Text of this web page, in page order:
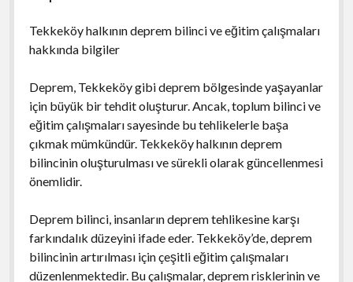
Tekkeköy halkının deprem bilinci ve eğitim çalışmaları
hakkında bilgiler
Deprem, Tekkeköy gibi deprem bölgesinde yaşayanlar
için büyük bir tehdit oluşturur. Ancak, toplum bilinci ve
eğitim çalışmaları sayesinde bu tehlikelerle başa
çıkmak mümkündür. Tekkeköy halkının deprem
bilincinin oluşturulması ve sürekli olarak güncellenmesi
önemlidir.
Deprem bilinci, insanların deprem tehlikesine karşı
farkındalık düzeyini ifade eder. Tekkeköy’de, deprem
bilincinin artırılması için çeşitli eğitim çalışmaları
düzenlenmektedir. Bu çalışmalar, deprem risklerinin ve